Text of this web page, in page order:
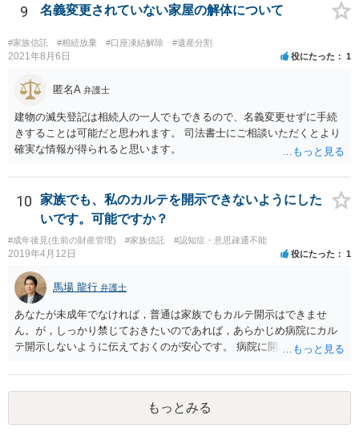
9 名義変更されていない家屋の解体について
#家族信託 #相続放棄 #口座凍結解除 #遺産分割
2021年8月6日 役にたった 1
匿名A 弁護士
建物の滅失登記は相続人の一人でもできるので、名義変更せずに手続
きすることは可能だと思われます。 司法書士にご相談いただくとより
確実な情報が得られると思います。
10
家族でも、私のカルテを開示できないようにした
いです。可能ですか？
#成年後見(生前の財産管理) #家族信託 #認知症・意思疎通不能
2019年4月12日 役にたった 1
馬場 龍行 弁護士
あなたが未成年でなければ，普通は家族でもカルテ開示はできませ
ん。が，しっかり禁じておきたいのであれば，あらかじめ病院にカル
テ開示しないように伝えておくのが安心です。 病院に開示しないよう
可能性は低いのでコストパフォーマンスとしてはどうかなという感じ
がします。
もっとみる